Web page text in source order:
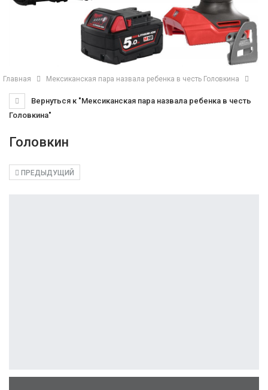
Главная Мексиканская пара назвала ребенка в честь Головкина
Вернуться к "Мексиканская пара назвала ребенка в честь
Головкина"
Головкин
ПРЕДЫДУЩИЙ